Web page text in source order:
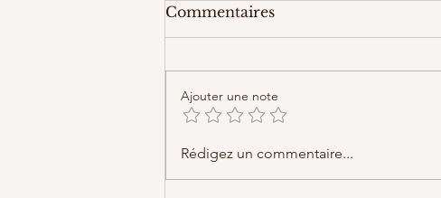
Un pas... seule
Commentaires
Ajouter une note
Rédigez un commentaire...